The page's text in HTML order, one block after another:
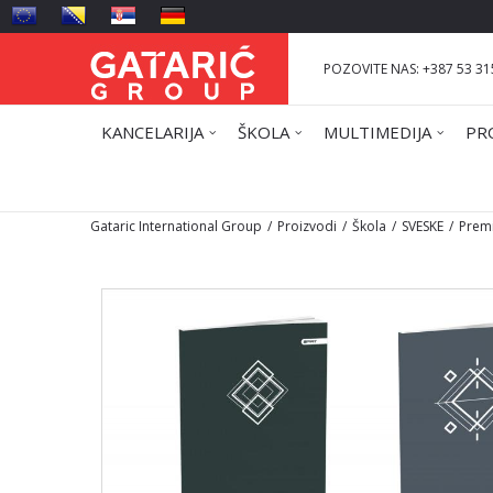
POZOVITE NAS: +387 53
KANCELARIJA ŠKOLA MULTIMEDIJA
Gataric International Group Proizvodi Škola SVESKE